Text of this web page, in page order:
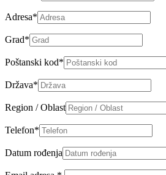
Adresa*
Grad*
Poštanski kod*
Država*
Region / Oblast
Telefon*
Datum rođenja